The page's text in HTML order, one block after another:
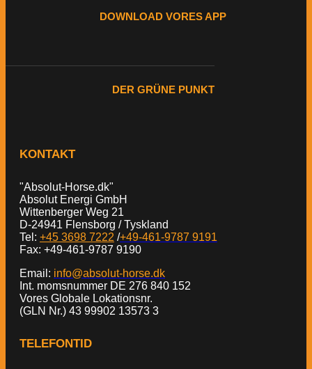
DOWNLOAD VORES APP
DER GRÜNE PUNKT
KONTAKT
"Absolut-Horse.dk"
Absolut Energi GmbH
Wittenberger Weg 21
D-24941 Flensborg / Tyskland
Tel: +45 3698 7222 /+49-461-9787 9191
Fax: +49-461-9787 9190
Email: info@absolut-horse.dk
Int. momsnummer DE 276 840 152
Vores Globale Lokationsnr.
(GLN Nr.) 43 99902 13573 3
TELEFONTID